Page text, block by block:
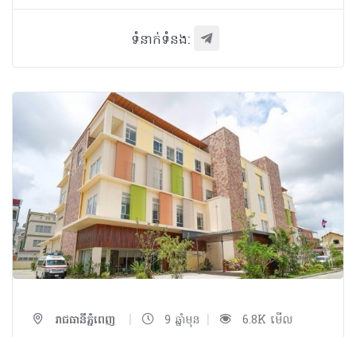
ទំនាក់ទំនង:
រាជធានីភ្នំពេញ | 9 ឆ្នាំមុន | 6.8K មើល